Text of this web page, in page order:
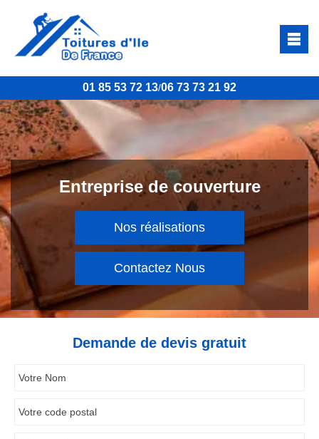
01 85 53 72 13/06 73 73 21 92
Entreprise de couverture
Nos réalisations
Contactez Nous
Demande de devis gratuit